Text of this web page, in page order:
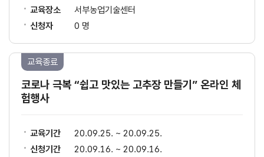
교육장소
서부농업기술센터
신청자
0 명
코로나 극복 “쉽고 맛있는 고추장 만들기” 온라인 체
험행사
교육종료
교육기간
20.09.25. ~ 20.09.25.
신청기간
20.09.16. ~ 20.09.16.